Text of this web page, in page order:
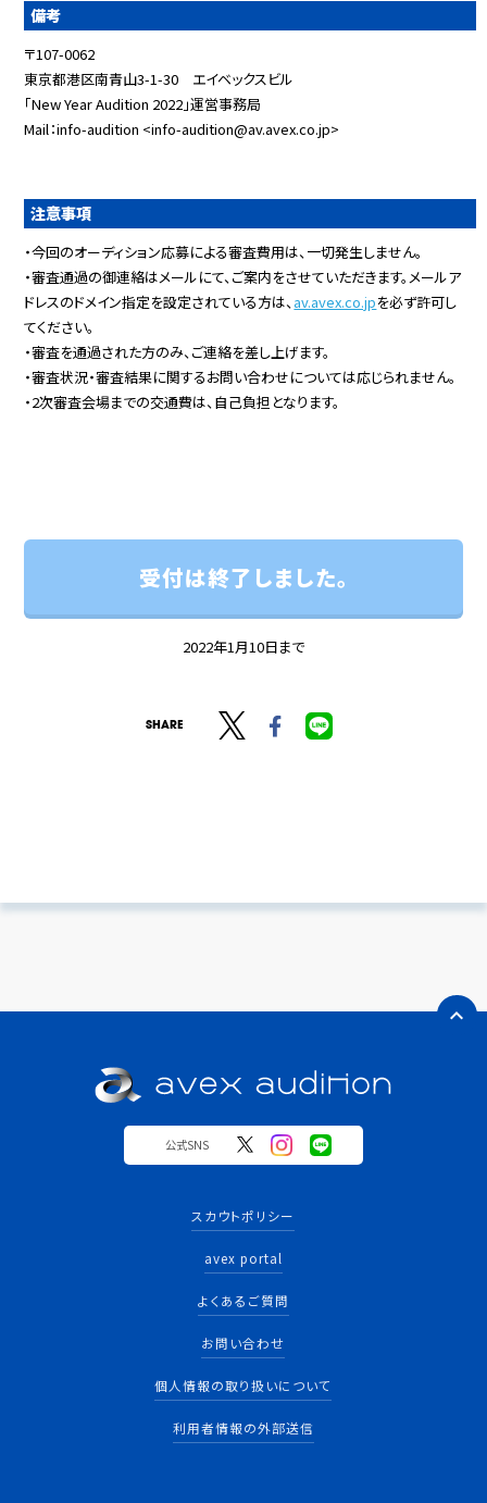
備考
〒107-0062
東京都港区南青山3-1-30 エイベックスビル
「New Year Audition 2022」運営事務局
Mail：info-audition <info-audition@av.avex.co.jp>
注意事項
・今回のオーディション応募による審査費用は、一切発生しません。
・審査通過の御連絡はメールにて、ご案内をさせていただきます。メールア
ドレスのドメイン指定を設定されている方は、av.avex.co.jpを必ず許可し
てください。
・審査を通過された方のみ、ご連絡を差し上げます。
・審査状況・審査結果に関するお問い合わせについては応じられません。
・2次審査会場までの交通費は、自己負担となります。
受付は終了しました。
2022年1月10日まで
SHARE
expand_less
公式SNS
スカウトポリシー
avex portal
よくあるご質問
お問い合わせ
個人情報の取り扱いについて
利用者情報の外部送信